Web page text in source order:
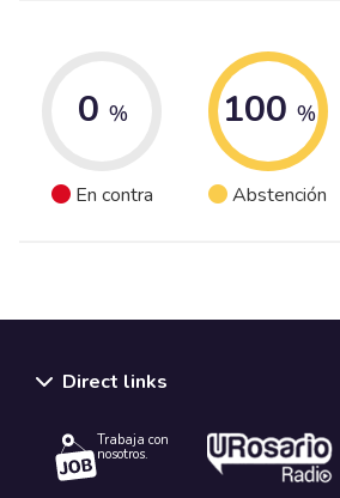
0 %
En contra
100 %
Abstención
Direct links
Trabaja con
nosotros.